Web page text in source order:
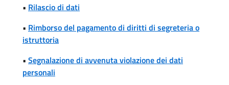
• Rilascio di dati
• Rimborso del pagamento di diritti di segreteria o
istruttoria
• Segnalazione di avvenuta violazione dei dati
personali